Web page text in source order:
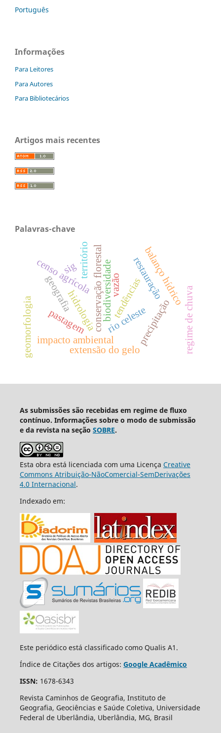
Português
Informações
Para Leitores
Para Autores
Para Bibliotecários
Artigos mais recentes
Palavras-chave
conservação florestal
impacto ambiental
censo agrícola biodiversidade
rio celeste
tendênciasprecipitação
vazão balanço hídrico
geomorfologia hidrologia regime de chuva
extensão do gelo
território restauração
pastagem
geografia
sig
As submissões são recebidas em regime de fluxo
contínuo. Informações sobre o modo de submissão
e da revista na seção SOBRE.
Esta obra está licenciada com uma Licença Creative
Commons Atribuição-NãoComercial-SemDerivações
4.0 Internacional.
Indexado em:
Este periódico está classificado como Qualis A1.
Índice de Citações dos artigos: Google Acadêmico
ISSN: 1678-6343
Revista Caminhos de Geografia, Instituto de
Geografia, Geociências e Saúde Coletiva, Universidade
Federal de Uberlândia, Uberlândia, MG, Brasil